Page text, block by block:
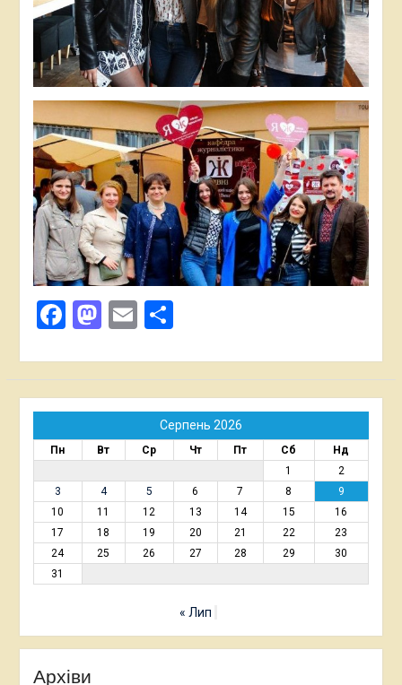
Facebook
Mastodon
Email
Серпень 2026
Пн Вт Ср Чт Пт Сб
Нд
1
2
3
4 5 6 7 8
9
10
11 12 13 14 15
16
17
18 19 20 21 22
23
24
25 26 27 28 29
30
31
« Лип
Архіви